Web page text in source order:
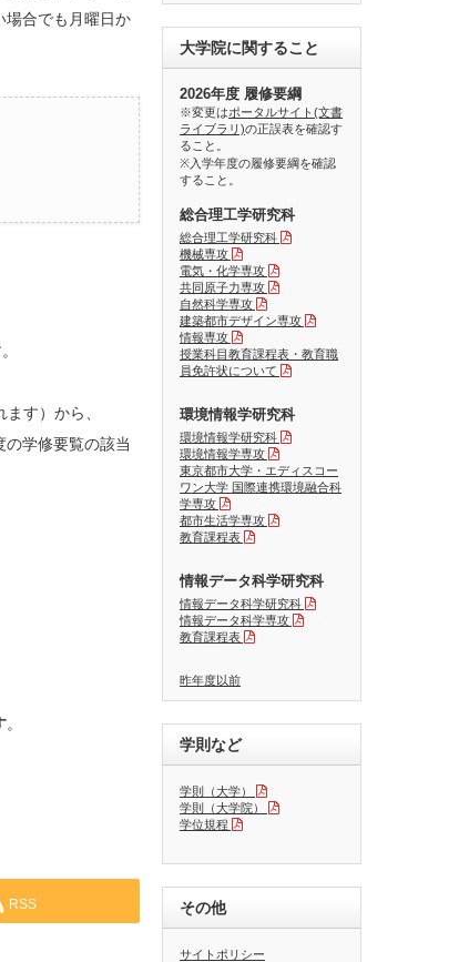
場合でも月曜日か
す）から、
の学修要覧の該当
。
RSS
大学院に関すること
2026年度 履修要綱
※変更はポータルサイト(文書
ライブラリ)の正誤表を確認す
ること。
※入学年度の履修要綱を確認
すること。
総合理工学研究科
総合理工学研究科
機械専攻
電気・化学専攻
共同原子力専攻
自然科学専攻
建築都市デザイン専攻
情報専攻
授業科目教育課程表・教育職
員免許状について
環境情報学研究科
環境情報学研究科
環境情報学専攻
東京都市大学・エディスコー
ワン大学 国際連携環境融合科
学専攻
都市生活学専攻
教育課程表
情報データ科学研究科
情報データ科学研究科
情報データ科学専攻
教育課程表
昨年度以前
学則など
学則（大学）
学則（大学院）
学位規程
その他
サイトポリシー